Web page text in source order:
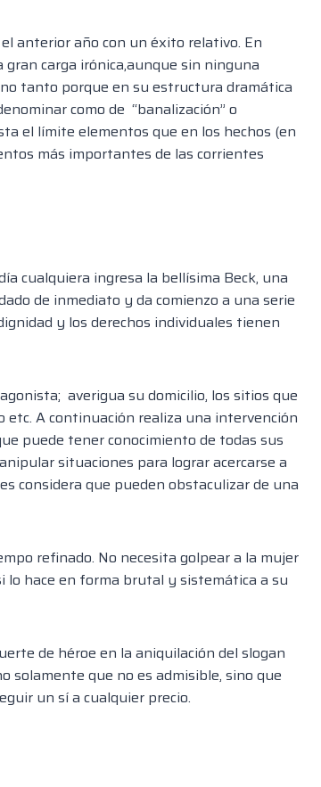
anterior año con un éxito relativo. En
gran carga irónica,aunque sin ninguna
tanto porque en su estructura dramática
como de “banalización” o
el límite elementos que en los hechos (en
más importantes de las corrientes
cualquiera ingresa la bellísima Beck, una
de inmediato y da comienzo a una serie
y los derechos individuales tienen
averigua su domicilio, los sitios que
A continuación realiza una intervención
puede tener conocimiento de todas sus
situaciones para lograr acercarse a
considera que pueden obstaculizar de una
refinado. No necesita golpear a la mujer
lo hace en forma brutal y sistemática a su
de héroe en la aniquilación del slogan
solamente que no es admisible, sino que
un sí a cualquier precio.